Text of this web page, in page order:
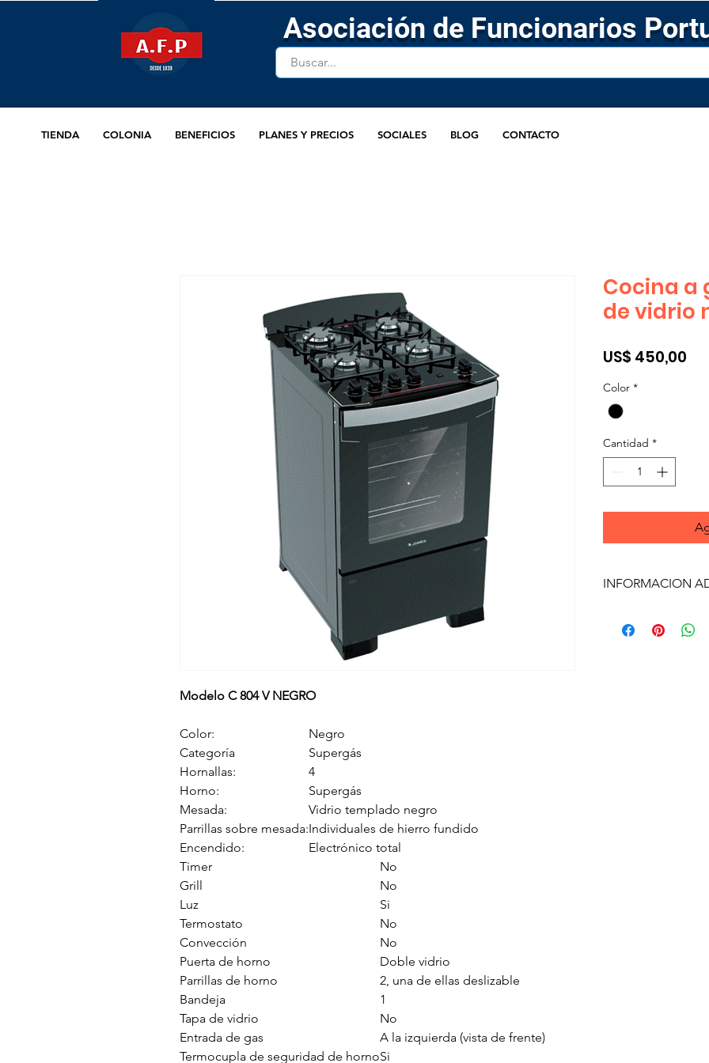
Asociación de Funcionarios
TIENDA COLONIA BENEFICIOS PLANES Y PRECIOS SOCIALES BLOG CONTACTO
Modelo C 804 V NEGRO
Color:
Negro
Categoría
Supergás
Hornallas:
4
Horno:
Supergás
Mesada:
Vidrio templado negro
Parrillas sobre mesada:Individuales de hierro fundido
Encendido:
Electrónico total
Timer
No
Grill
No
Luz
Si
Termostato
No
Convección
No
Puerta de horno
Doble vidrio
Parrillas de horno
2, una de ellas deslizable
Bandeja
1
Tapa de vidrio
No
Entrada de gas
A la izquierda (vista de frente)
Termocupla de seguridad de hornoSi
Cocina a
de vidrio
US$ 450,00
Color *
Cantidad *
INFORMACION
• Mesada top